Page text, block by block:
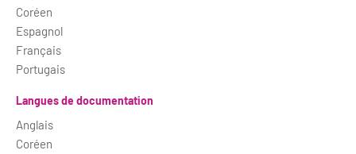
Coréen
Espagnol
Français
Portugais
Langues de documentation
Anglais
Coréen